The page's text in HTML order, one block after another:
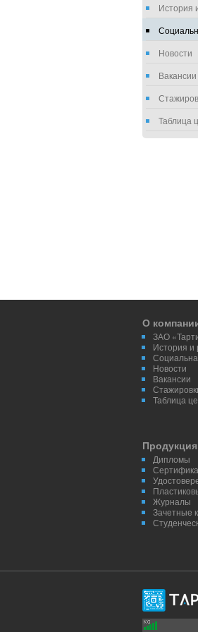
История
Новости
Вакансии
Таблица
О
ЗАО
История и
Новости
Вакансии
Таблица
Продукция
Дипломы
Журналы
Зачетные